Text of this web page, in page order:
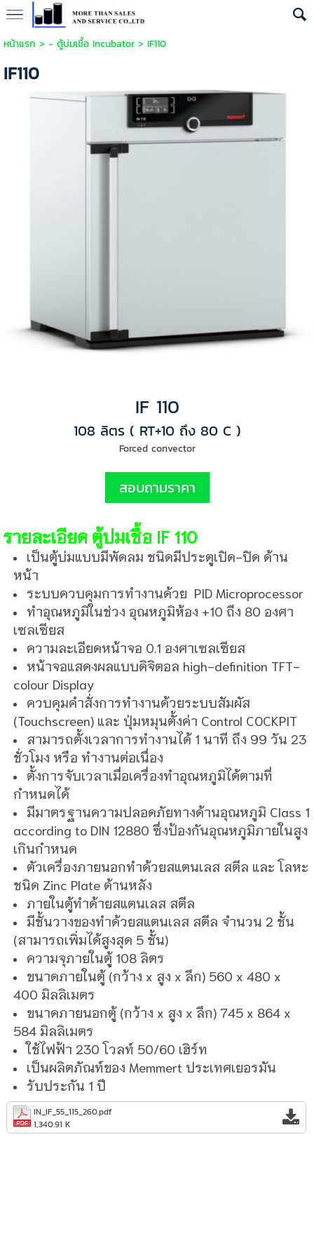
หน้าแรก > - ตู้บ่มเชื้อ Incubator> IF110
IF110
IF 110
108 ลิตร ( RT+10 ถึง 80 C )
Forced convector
สอบถามราคา
รายละเอียด ตู้บ่มเชื้อ IF 110
เป็นตู้บ่มแบบมีพัดลม ชนิดมีประตูเปิด-ปิด ด้าน
หน้า
ระบบควบคุมการทำงานด้วย PID Microprocessor
ทำอุณหภูมิในช่วง อุณหภูมิห้อง +10ถึง 80 องศา
เซลเซียส
ความละเอียดหน้าจอ 0.1 องศาเซลเซียส
หน้าจอแสดงผลแบบดิจิตอล high-definition TFT-
colour Display
ควบคุมคำสั่งการทำงานด้วยระบบสัมผัส
(Touchscreen) และ ปุ่มหมุนตั้งค่า Control COCKPIT
สามารถตั้งเวลาการทำงานได้ 1 นาที ถึง 99 วัน 23
ชั่วโมง หรือ ทำงานต่อเนื่อง
ตั้งการจับเวลาเมื่อเครื่องทำอุณหภูมิได้ตามที่
กำหนดได้
มีมาตรฐานความปลอดภัยทางด้านอุณหภูมิ Class 1
according to DIN 12880ซึ่งป้องกันอุณหภูมิภายในสูง
เกินกำหนด
ตัวเครื่องภายนอกทำด้วยสแตนเลส สตีล และ โลหะ
ชนิด Zinc Plate ด้านหลัง
ภายในตู้ทำด้ายสแตนเลส สตีล
มีชั้นวางของทำด้วยสแตนเลส สตีล จำนวน 2 ชั้น
(สามารถเพิ่มได้สูงสุด 5 ชั้น)
ความจุภายในตู้ 108 ลิตร
ขนาดภายในตู้ (กว้าง x สูง x ลึก) 560 x 480 x
400 มิลลิเมตร
ขนาดภายนอกตู้ (กว้าง x สูง x ลึก) 745 x 864 x
584 มิลลิเมตร
ใช้ไฟฟ้า 230โวลท์ 50/60 เฮิร์ท
เป็นผลิตภัณท์ของ Memmert ประเทศเยอรมัน
รับประกัน 1 ปี
IN_IF_55_115_260.pdf
1,340.91 K